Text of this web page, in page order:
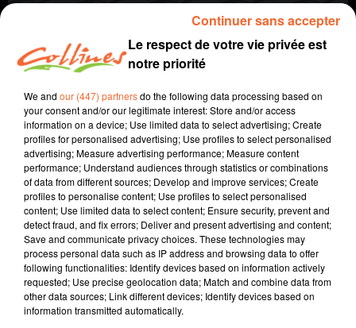
agriculture autre regard
9 juin 2022 - 7 min 37 sec
L'AGRICULTURE DANS LA LITTÉRATURE
Jacqueline Pinon
A travers champs
Avec Ludo et Jacqueline, COLLINES porte un regard
différent sur l'agriculture chaque semaine le jeudi à
Le respect de votre vie privée est
notre priorité
We and our (447) partnersdo the following data processing based on
your consent and/or our legitimate interest: Store and/or access
information on a device; Use limited data to select advertising; Create
profiles for personalised advertising; Use profiles to select personalised
advertising; Measure advertising performance; Measure content
performance; Understand audiences through statistics or combinations
of data from different sources; Develop and improve services; Create
profiles to personalise content; Use profiles to select personalised
content; Use limited data to select content; Ensure security, prevent and
detect fraud, and fix errors; Deliver and present advertising and content;
Save and communicate privacy choices. These technologies may
process personal data such as IP address and browsing data to offer
following functionalities: Identify devices based on information actively
requested; Use precise geolocation data; Match and combine data from
other data sources; Link different devices; Identify devices based on
information transmitted automatically.
Continuer sans accepter